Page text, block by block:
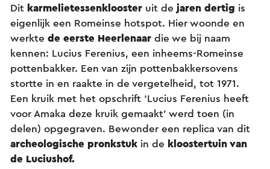
Dit karmelietessenklooster uit de jaren dertig is
eigenlijk een Romeinse hotspot. Hier woonde en
werkte de eerste Heerlenaar die we bij naam
kennen: Lucius Ferenius, een inheems-Romeinse
pottenbakker. Een van zijn pottenbakkersovens
stortte in en raakte in de vergetelheid, tot 1971.
Een kruik met het opschrift ‘Lucius Ferenius heeft
voor Amaka deze kruik ge­maakt’ werd toen (in
delen) opgegraven. Bewonder een replica van dit
archeologische pronkstuk in de kloostertuin van
de Luciushof.